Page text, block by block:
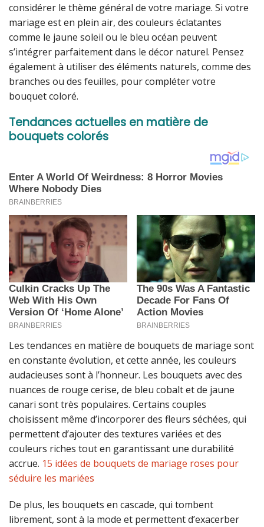
considérer le thème général de votre mariage. Si votre
mariage est en plein air, des couleurs éclatantes
comme le jaune soleil ou le bleu océan peuvent
s’intégrer parfaitement dans le décor naturel. Pensez
également à utiliser des éléments naturels, comme des
branches ou des feuilles, pour compléter votre
bouquet coloré.
Tendances actuelles en matière de
bouquets colorés
Les tendances en matière de bouquets de mariage sont
en constante évolution, et cette année, les couleurs
audacieuses sont à l’honneur. Les bouquets avec des
nuances de rouge cerise, de bleu cobalt et de jaune
canari sont très populaires. Certains couples
choisissent même d’incorporer des fleurs séchées, qui
permettent d’ajouter des textures variées et des
couleurs riches tout en garantissant une durabilité
accrue. 15 idées de bouquets de mariage roses pour
séduire les mariées
De plus, les bouquets en cascade, qui tombent
librement, sont à la mode et permettent d’exacerber